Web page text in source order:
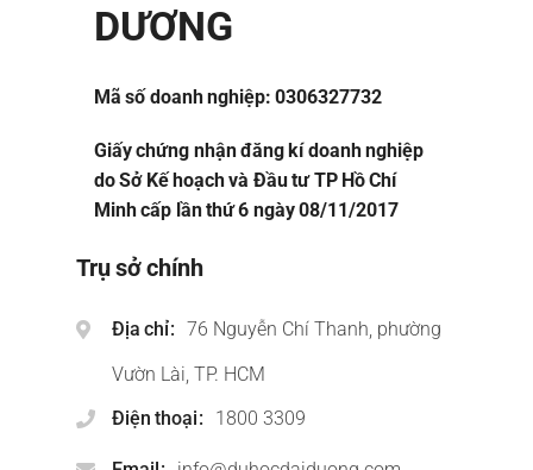
DƯƠNG
Mã số doanh nghiệp: 0306327732
Giấy chứng nhận đăng kí doanh nghiệp
do Sở Kế hoạch và Đầu tư TP Hồ Chí
Minh cấp lần thứ 6 ngày 08/11/2017
Trụ sở chính
Địa chỉ
76 Nguyễn Chí Thanh, phường
Vườn Lài, TP. HCM
Điện thoại
1800 3309